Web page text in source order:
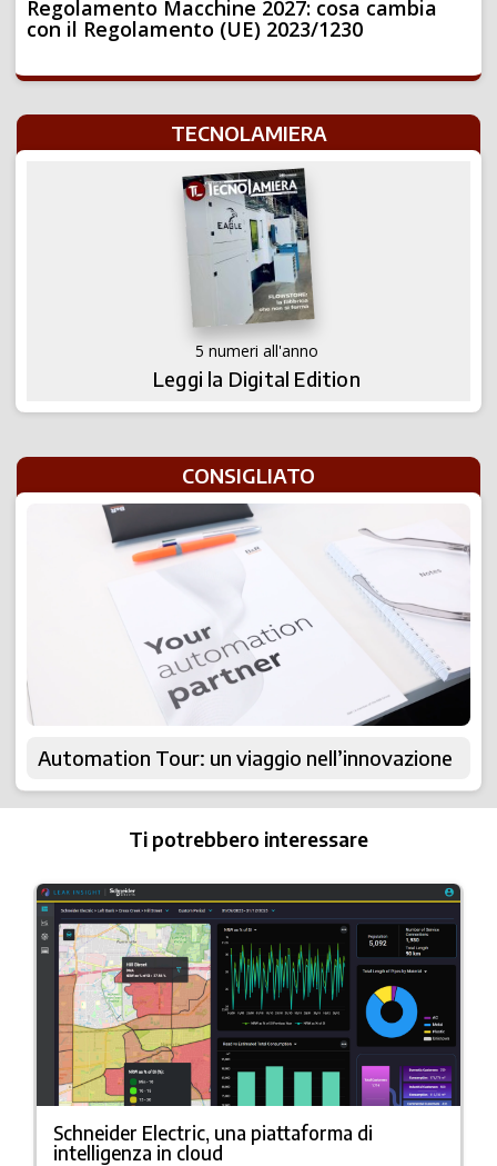
Regolamento Macchine 2027: cosa cambia
con il Regolamento (UE) 2023/1230
TECNOLAMIERA
5 numeri all'anno
Leggi la Digital Edition
CONSIGLIATO
Automation Tour: un viaggio nell’innovazione
Ti potrebbero interessare
Schneider Electric, una piattaforma di
intelligenza in cloud